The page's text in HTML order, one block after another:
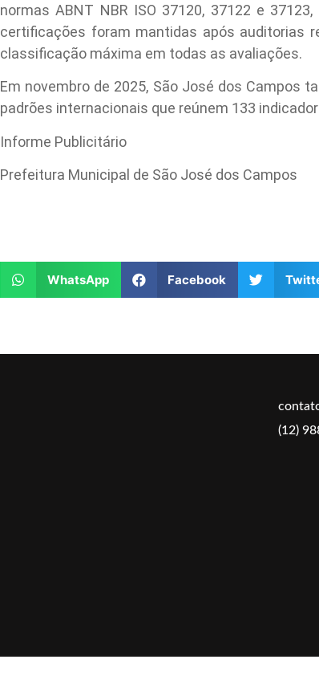
normas ABNT NBR ISO 37120, 37122 e
certificações foram mantidas após auditorias
classificação máxima em todas as avaliações.
Em novembro de 2025, São José dos Campos
padrões internacionais que reúnem 133
Informe Publicitário
Prefeitura Municipal de São José dos Campos
WhatsApp Facebook
(12)